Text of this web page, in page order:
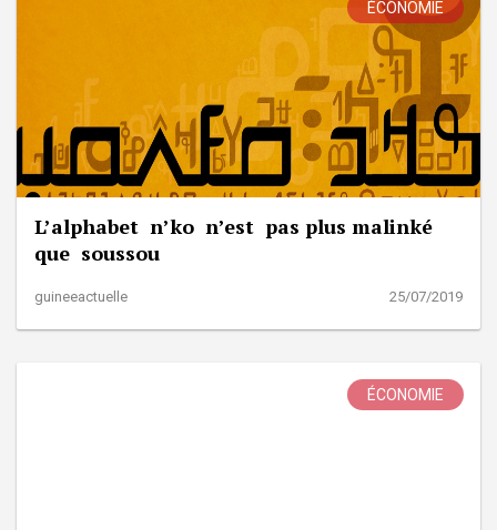
ÉCONOMIE
L’alphabet n’ko n’est pas plus malinké
que soussou
guineeactuelle 25/07/2019
ÉCONOMIE